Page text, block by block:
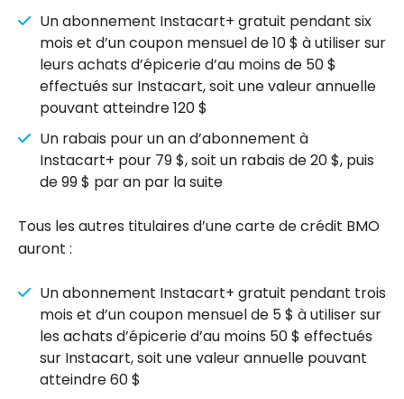
Un abonnement Instacart+ gratuit pendant six
mois et d’un coupon mensuel de 10 $ à utiliser sur
leurs achats d’épicerie d’au moins de 50 $
effectués sur Instacart, soit une valeur annuelle
pouvant atteindre 120 $
Un rabais pour un an d’abonnement à
Instacart+ pour 79 $, soit un rabais de 20 $, puis
de 99 $ par an par la suite
Tous les autres titulaires d’une carte de crédit BMO
auront :
Un abonnement Instacart+ gratuit pendant trois
mois et d’un coupon mensuel de 5 $ à utiliser sur
les achats d’épicerie d’au moins 50 $ effectués
sur Instacart, soit une valeur annuelle pouvant
atteindre 60 $